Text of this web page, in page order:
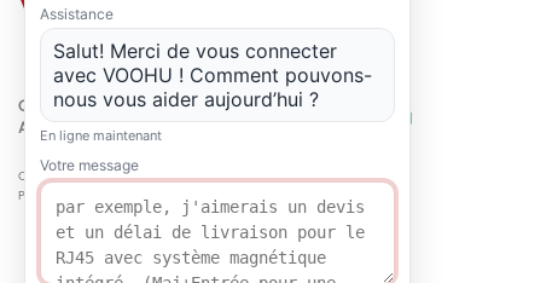
QUALITÉ
ATTESTATION
Copyright © 2021-2026 voohuele.com Tous droits réservés
Produits populaires
-Plan du site Spécial
Assistance
Salut! Merci de vous connecter
avec VOOHU ! Comment pouvons-
nous vous aider aujourd’hui ?
En ligne maintenant
Votre message